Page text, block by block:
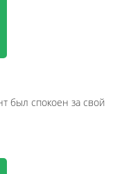
был спокоен за свой